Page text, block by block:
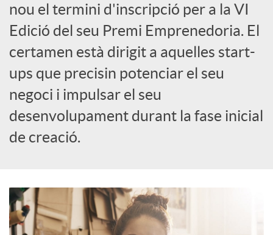
a
d
o
r
e
nou el termini d'inscripció per a la VI
Edició del seu Premi Emprenedoria. El
certamen està dirigit a aquelles start-
ups que precisin potenciar el seu
negoci i impulsar el seu
desenvolupament durant la fase inicial
de creació.